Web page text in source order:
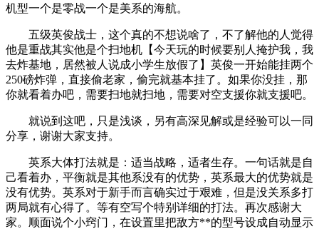
机型一个是零战一个是美系的海航。
五级英俊战士，这个真的不想说啥了，不了解他的人觉得
他是重战其实他是个扫地机【今天玩的时候要别人掩护我，我
去炸基地，居然被人说成小学生放假了】英俊一开始能挂两个
250磅炸弹，直接偷老家，偷完就基本挂了。如果你没挂，那
你就看着办吧，需要扫地就扫地，需要对空支援你就支援吧。
就说到这吧，只是浅谈，另有高深见解或是经验可以一同
分享，谢谢大家支持。
英系大体打法就是：适当战略，适者生存。一句话就是自
己看着办，平衡就是其他系没有的优势，英系最大的优势就是
没有优势。英系对于新手而言确实过于艰难，但是没关系多打
两局就有心得了。等有空写个特别详细的打法。再次感谢大
家。顺面说个小窍门，在设置里把敌方**的型号设成自动显示